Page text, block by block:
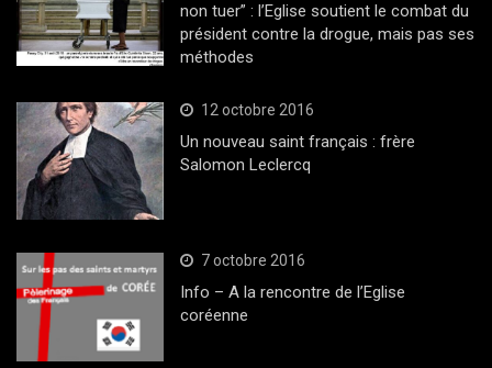
non tuer” : l’Eglise soutient le combat du
président contre la drogue, mais pas ses
méthodes
12 octobre 2016
Un nouveau saint français : frère
Salomon Leclercq
7 octobre 2016
Info – A la rencontre de l’Eglise
coréenne